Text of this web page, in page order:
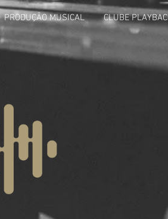
PRODUÇÃO MUSICAL CLUBE